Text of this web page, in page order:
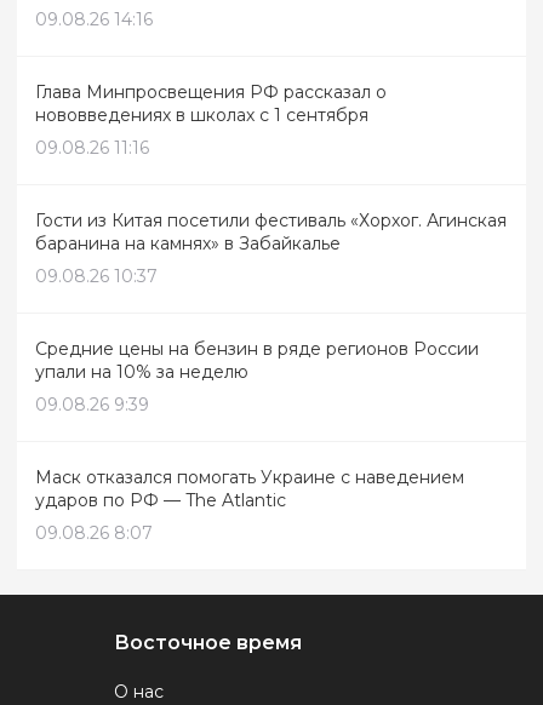
09.08.26 14:16
Глава Минпросвещения РФ рассказал о
нововведениях в школах с 1 сентября
09.08.26 11:16
Гости из Китая посетили фестиваль «Хорхог. Агинская
баранина на камнях» в Забайкалье
09.08.26 10:37
Средние цены на бензин в ряде регионов России
упали на 10% за неделю
09.08.26 9:39
Маск отказался помогать Украине с наведением
ударов по РФ — The Atlantic
09.08.26 8:07
Восточное время
О нас